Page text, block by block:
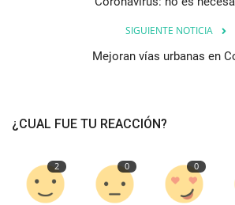
SIGUIENTE NOTICIA
Mejoran vías urbanas en
¿CUAL FUE TU REACCIÓN?
2 0 0